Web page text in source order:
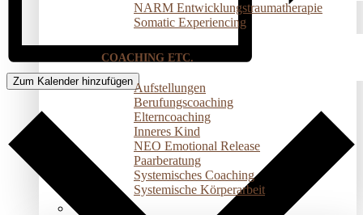
NARM Entwicklungstraumatherapie
Somatic Experiencing
COACHING ETC.
Aufstellungen
Berufungscoaching
Elterncoaching
Inneres Kind
NEO Emotional Release
Paarberatung
Systemisches Coaching
Systemische Körperarbeit
Zum Kalender hinzufügen